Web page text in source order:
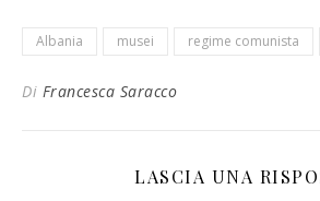
Albania musei regime comunista
Di Francesca Saracco
LASCIA UNA